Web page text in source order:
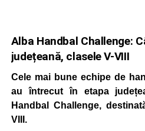
Alba Handbal Challenge:
județeană, clasele V-VIII
Cele mai bune echipe de
au întrecut în etapa
Handbal Challenge,
VIII.